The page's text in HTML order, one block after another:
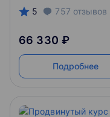
5 757 отзывов
66 330 ₽
Подробнее